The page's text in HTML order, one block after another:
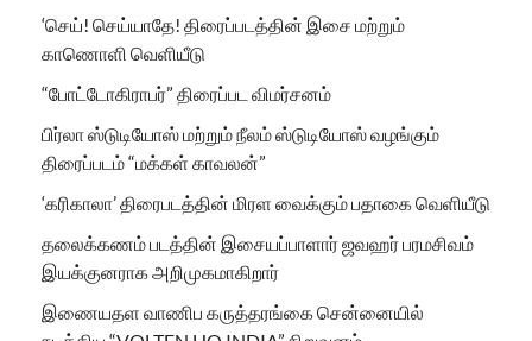
‘செய்! செய்யாதே! திரைப்படத்தின் இசை மற்றும்
காணொளி வெளியீடு
“போட்டோகிராபர்” திரைப்பட விமர்சனம்
பிர்லா ஸ்டுடியோஸ் மற்றும் நீலம் ஸ்டுடியோஸ் வழங்கும்
திரைப்படம் “மக்கள் காவலன்”
‘கரிகாலா’ திரைபடத்தின் மிரள வைக்கும் பதாகை வெளியீடு
தலைக்கணம் படத்தின் இசையப்பாளார் ஜவஹர் பரமசிவம்
இயக்குனராக அறிமுகமாகிறார்
இணையதள வாணிப கருத்தரங்கை சென்னையில்